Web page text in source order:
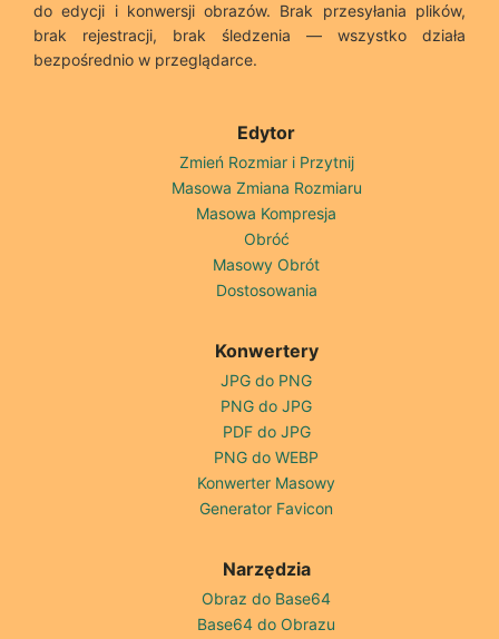
do edycji i konwersji obrazów. Brak przesyłania plików,
brak rejestracji, brak śledzenia — wszystko działa
bezpośrednio w przeglądarce.
Edytor
Zmień Rozmiar i Przytnij
Masowa Zmiana Rozmiaru
Masowa Kompresja
Obróć
Masowy Obrót
Dostosowania
Konwertery
JPG do PNG
PNG do JPG
PDF do JPG
PNG do WEBP
Konwerter Masowy
Generator Favicon
Narzędzia
Obraz do Base64
Base64 do Obrazu